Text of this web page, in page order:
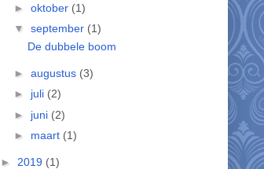
► oktober (1)
▼ september (1)
De dubbele boom
► augustus (3)
► juli (2)
► juni (2)
► maart (1)
► 2019 (1)